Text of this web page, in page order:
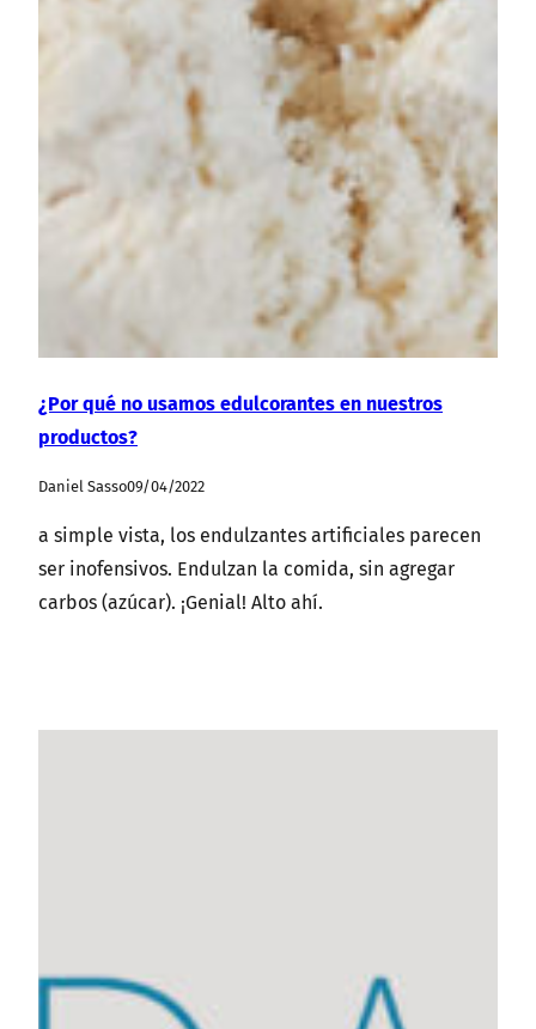
¿Por qué no usamos edulcorantes en nuestros
productos?
Daniel Sasso09/04/2022
a simple vista, los endulzantes artificiales parecen
ser inofensivos. Endulzan la comida, sin agregar
carbos (azúcar). ¡Genial! Alto ahí.